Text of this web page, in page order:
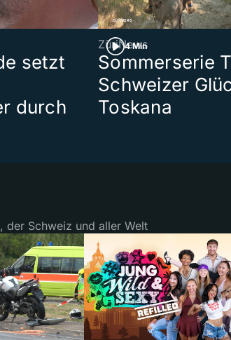
setzt
durch
4 Min
ZüriNews
Sommerserie
Schweizer
Toskana
der Schweiz und aller Welt